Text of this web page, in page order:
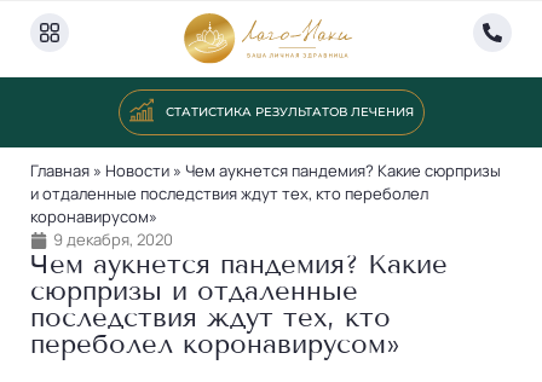
СТАТИСТИКА РЕЗУЛЬТАТОВ ЛЕЧЕНИЯ
Главная» Новости» Чем аукнется пандемия? Какие сюрпризы
и отдаленные последствия ждут тех, кто переболел
коронавирусом»
9 декабря, 2020
Чем аукнется пандемия? Какие
сюрпризы и отдаленные
последствия ждут тех, кто
переболел коронавирусом»